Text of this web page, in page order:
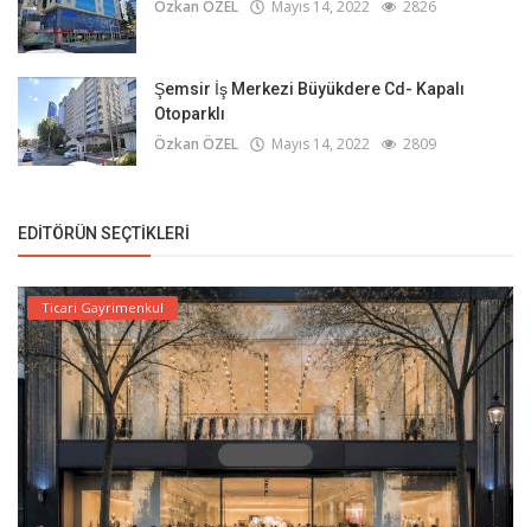
Özkan ÖZEL Mayıs 14, 2022 2826
Şemsir İş Merkezi Büyükdere Cd- Kapalı
Otoparklı
Özkan ÖZEL Mayıs 14, 2022 2809
EDITÖRÜN SEÇTIKLERI
Ticari Gayrimenkul